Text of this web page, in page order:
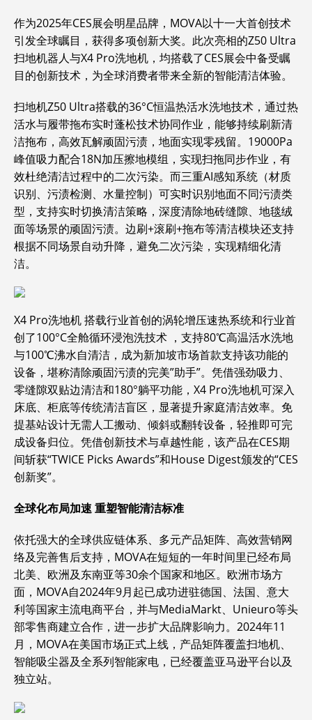
作为2025年CES展会明星品牌，MOVA以十一大首创技术
引发全球瞩目，获得多项创新大奖。此次亮相的Z50 Ultra
扫地机器人与X4 Pro洗地机，均搭载了CES展会中备受瞩
目的创新技术，为全球消费者带来全新的智能清洁体验。
扫地机Z50 Ultra搭载的36°C恒温热活水洗地技术，通过热
活水与履带拖布实时蓬松技术协同作业，能够持续刷新清
洁拖布，高效瓦解顽固污渍，地面实现零残留。19000Pa
峰值吸力配合18N加压擦地模组，实现扫拖同步作业，有
效杜绝清洁过程中的二次污染。而三重AI感知系统（材质
识别、污渍检测、水量控制）可实时识别地面不同污渍类
型，支持实时切换清洁策略，深度清除地砖缝隙、地毯绒
面等场景的顽固污渍。边刷+滚刷+拖布等清洁模块还支持
根据不同场景自动升降，避免二次污染，实现精细化清
洁。
X4 Pro洗地机 搭载行业首创的涡轮增压速热系统和行业首
创了100°C全舱循环浸泡洗技术 ，支持80℃高温活水洗地
与100℃沸水自清洁，成为新加坡市场首款支持该功能的
设备，堪称清除顽固污渍的完美”助手”。凭借强劲吸力、
零缝隙双贴边清洁和180°躺平功能，X4 Pro洗地机可深入
床底、柜底等传统清洁盲区，显著提升家庭清洁效率。免
提基站设计无需人工搬动、倾斜或翻转设备，轻推即可完
成设备归位。凭借创新技术与卓越性能，该产品在CES期
间斩获“TWICE Picks Awards”和House Digest颁发的“CES
创新奖”。
全球化布局加速 重塑智能清洁标准
依托强大的全球供应链体系、多元产品矩阵、高效营销网
络及完善售后支持，MOVA在短短的一年时间里已经布局
北美、欧洲及东南亚等30余个国家和地区。欧洲市场方
面，MOVA自2024年9月起已成功进驻德国、法国、意大
利等国家主流电商平台，并与MediaMarkt、Unieuro等头
部零售商建立合作，进一步扩大品牌影响力。2024年11
月，MOVA在美国市场正式上线，产品矩阵覆盖扫地机、
智能吸尘器及全系列智能家电，已经覆盖亚马逊平台以及
独立站。